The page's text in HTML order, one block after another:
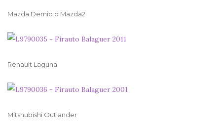
Mazda Demio o Mazda2
Renault Laguna
Mitshubishi Outlander